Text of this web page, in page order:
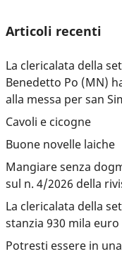
Articoli recenti
La clericalata della
Benedetto Po (MN)
alla messa per san
Cavoli e cicogne
Buone novelle laiche
Mangiare senza
sul n. 4/2026 della
La clericalata della
stanzia 930 mila
Potresti essere in